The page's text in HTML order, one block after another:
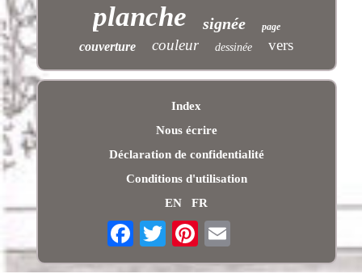
planche signée page
couverture couleur dessinée vers
Index
Nous écrire
Déclaration de confidentialité
Conditions d'utilisation
EN
FR